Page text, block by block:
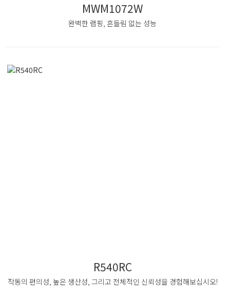
MWM1072W
완벽한 랩핑, 흔들림 없는 성능
R540RC
작동의 편의성, 높은 생산성, 그리고 전체적인 신뢰성을 경험해보십시오!